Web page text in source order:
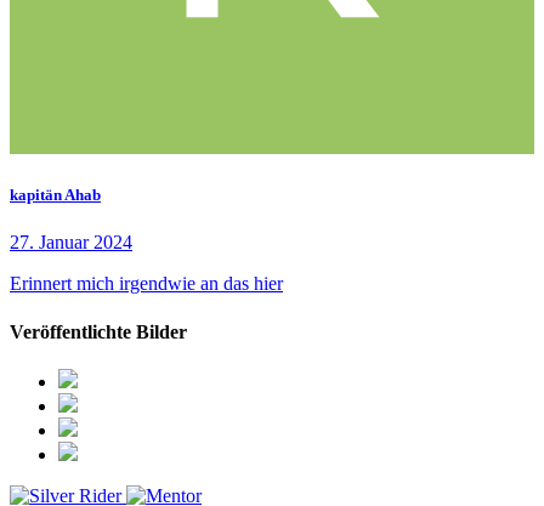
kapitän Ahab
27. Januar 2024
Erinnert mich irgendwie an das hier
Veröffentlichte Bilder